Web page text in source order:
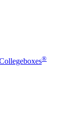
®